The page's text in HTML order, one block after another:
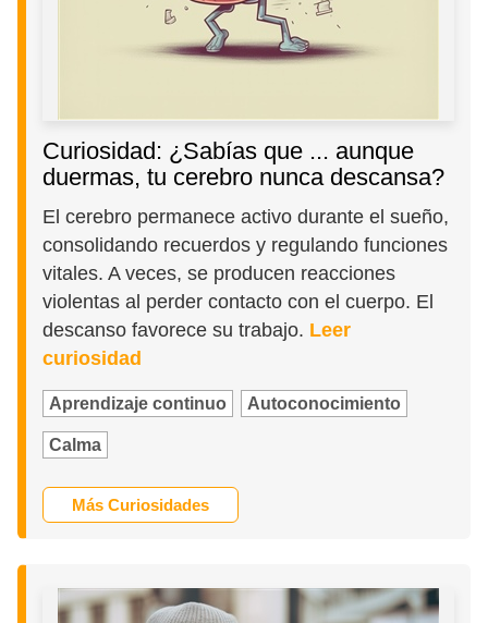
Curiosidad: ¿Sabías que ... aunque
duermas, tu cerebro nunca descansa?
El cerebro permanece activo durante el sueño,
consolidando recuerdos y regulando funciones
vitales. A veces, se producen reacciones
violentas al perder contacto con el cuerpo. El
descanso favorece su trabajo. Leer
curiosidad
Aprendizaje continuo Autoconocimiento
Calma
Más Curiosidades